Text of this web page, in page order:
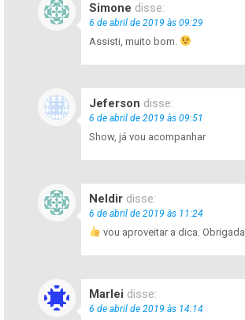
Simone disse:
6 de abril de 2019 às 09:29
Assisti, muito bom.
Jeferson disse:
6 de abril de 2019 às 09:51
Show, já vou acompanhar
Neldir disse:
6 de abril de 2019 às 11:24
vou aproveitar a dica. Obrigada
Marlei disse:
6 de abril de 2019 às 14:14